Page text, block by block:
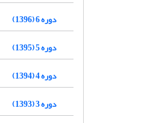
دوره 6 (1396)
دوره 5 (1395)
دوره 4 (1394)
دوره 3 (1393)